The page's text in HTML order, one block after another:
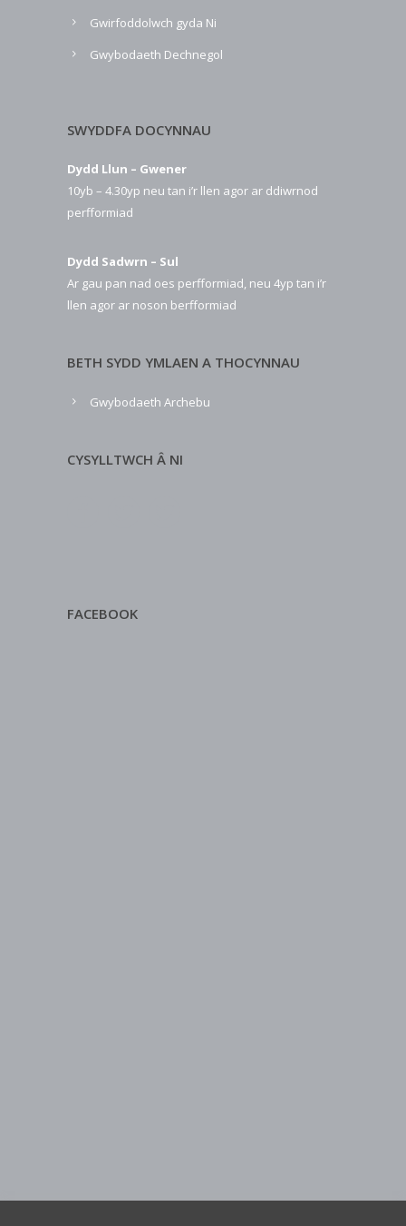
Gwirfoddolwch gyda Ni
Gwybodaeth Dechnegol
SWYDDFA DOCYNNAU
Dydd Llun – Gwener
10yb – 4.30yp neu tan i’r llen agor ar ddiwrnod
perfformiad
Dydd Sadwrn – Sul
Ar gau pan nad oes perfformiad, neu 4yp tan i’r
llen agor ar noson berfformiad
BETH SYDD YMLAEN A THOCYNNAU
Gwybodaeth Archebu
CYSYLLTWCH Â NI
FACEBOOK